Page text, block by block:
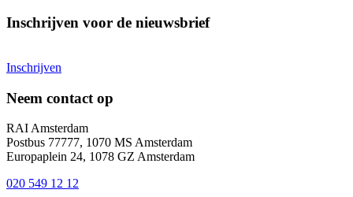
Inschrijven voor de nieuwsbrief
Inschrijven
Neem contact op
RAI Amsterdam
Postbus 77777, 1070 MS Amsterdam
Europaplein 24, 1078 GZ Amsterdam
020 549 12 12